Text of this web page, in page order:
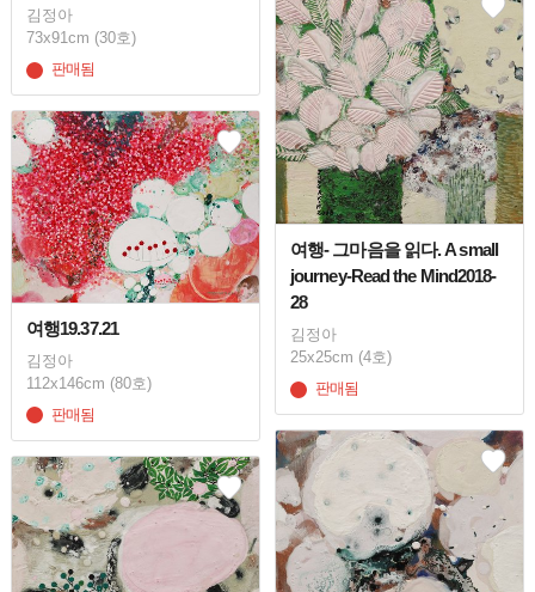
김정아
73x91cm (30호)
판매됨
여행- 그마음을 읽다. A small
journey-Read the Mind2018-
28
김정아
25x25cm (4호)
판매됨
여행19.37.21
김정아
112x146cm (80호)
판매됨